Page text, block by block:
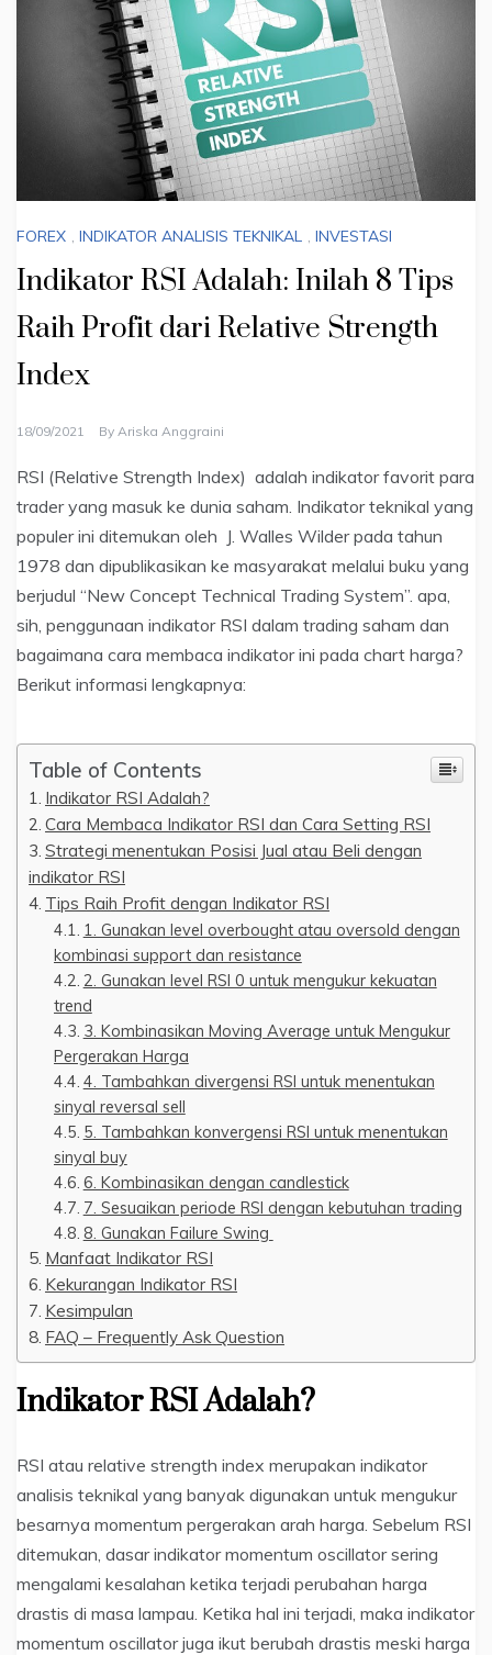
FOREX , INDIKATOR ANALISIS TEKNIKAL , INVESTASI
Indikator RSI Adalah: Inilah 8 Tips
Raih Profit dari Relative Strength
Index
18/09/2021 By Ariska Anggraini
RSI (Relative Strength Index) adalah indikator favorit para
trader yang masuk ke dunia saham. Indikator teknikal yang
populer ini ditemukan oleh J. Walles Wilder pada tahun
1978 dan dipublikasikan ke masyarakat melalui buku yang
berjudul “New Concept Technical Trading System”. apa,
sih, penggunaan indikator RSI dalam trading saham dan
bagaimana cara membaca indikator ini pada chart harga?
Berikut informasi lengkapnya:
Table of Contents
Indikator RSI Adalah?
Cara Membaca Indikator RSI dan Cara Setting RSI
Strategi menentukan Posisi Jual atau Beli dengan
indikator RSI
Tips Raih Profit dengan Indikator RSI
1. Gunakan level overbought atau oversold dengan
kombinasi support dan resistance
2. Gunakan level RSI 0 untuk mengukur kekuatan
trend
3. Kombinasikan Moving Average untuk Mengukur
Pergerakan Harga
4. Tambahkan divergensi RSI untuk menentukan
sinyal reversal sell
5. Tambahkan konvergensi RSI untuk menentukan
sinyal buy
6. Kombinasikan dengan candlestick
7. Sesuaikan periode RSI dengan kebutuhan trading
8. Gunakan Failure Swing
Manfaat Indikator RSI
Kekurangan Indikator RSI
Kesimpulan
FAQ – Frequently Ask Question
Indikator RSI Adalah?
RSI atau relative strength index merupakan indikator
analisis teknikal yang banyak digunakan untuk mengukur
besarnya momentum pergerakan arah harga. Sebelum RSI
ditemukan, dasar indikator momentum oscillator sering
mengalami kesalahan ketika terjadi perubahan harga
drastis di masa lampau. Ketika hal ini terjadi, maka indikator
momentum oscillator juga ikut berubah drastis meski harga